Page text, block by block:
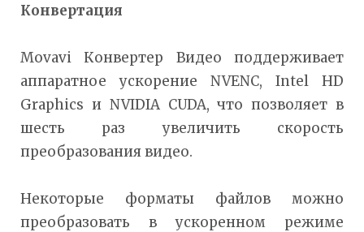
Конвертация
Movavi Конвертер Видео поддерживает
аппаратное ускорение NVENC, Intel HD
Graphics и NVIDIA CUDA, что позволяет в
шесть раз увеличить скорость
преобразования видео.
Некоторые форматы файлов можно
преобразовать в ускоренном режиме